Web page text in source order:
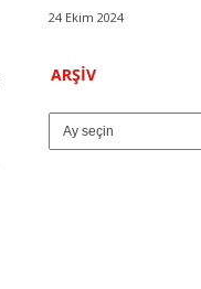
24 Ekim 2024
ARŞIV